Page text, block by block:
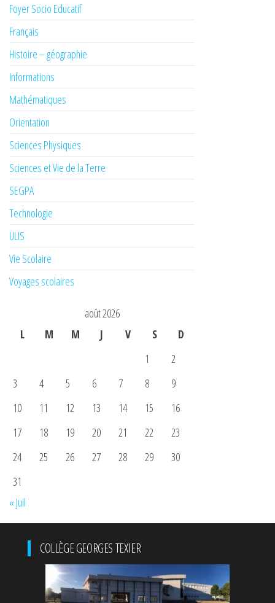
Foyer Socio Educatif
Français
Histoire – géographie
Informations
Mathématiques
Orientation
Sciences Physiques
Sciences et Vie de la Terre
SEGPA
Technologie
ULIS
Vie Scolaire
Voyages scolaires
août 2026
L
M M J V S
D
1
2
3
4 5 6 7 8
9
10
11 12 13 14 15
16
17
18 19 20 21 22
23
24
25 26 27 28 29
30
31
« Juil
COLLÈGE GEORGES TEXIER